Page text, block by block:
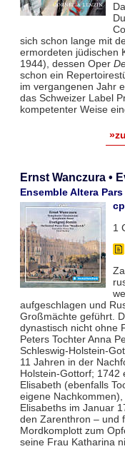
sich schon lange mit
ermordeten jüdischen
1944), dessen Oper
schon ein
im vergangenen Jahr
das Schweizer Label
kompetenter Weise
Ernst Wanczura •
Ensemble Altera Pars
1
aufgeschlagen und
Großmächte geführt.
dynastisch nicht ohne
Peters Tochter Anna
Schleswig-Holstein-
11 Jahren in der
Holstein-Gottorf; 1742
Elisabeth (ebenfalls
eigene
Elisabeths im Januar
den Zarenthron – und
Mordkomplott zum
seine Frau Katharina